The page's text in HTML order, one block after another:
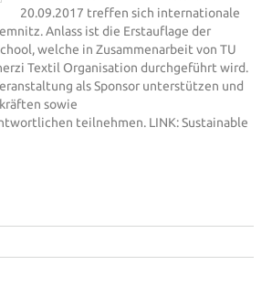
20.09.2017 treffen sich internationale
Anlass ist die Erstauflage der
welche in Zusammenarbeit von TU
Textil Organisation durchgeführt wird.
als Sponsor unterstützen und
sowie
teilnehmen. LINK: Sustainable